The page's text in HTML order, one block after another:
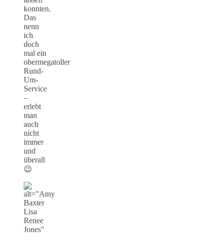
konnten.
Das
nenn
ich
doch
mal ein
obermegatoller
Rund-
Um-
Service
–
erlebt
man
auch
nicht
immer
und
überall
😉